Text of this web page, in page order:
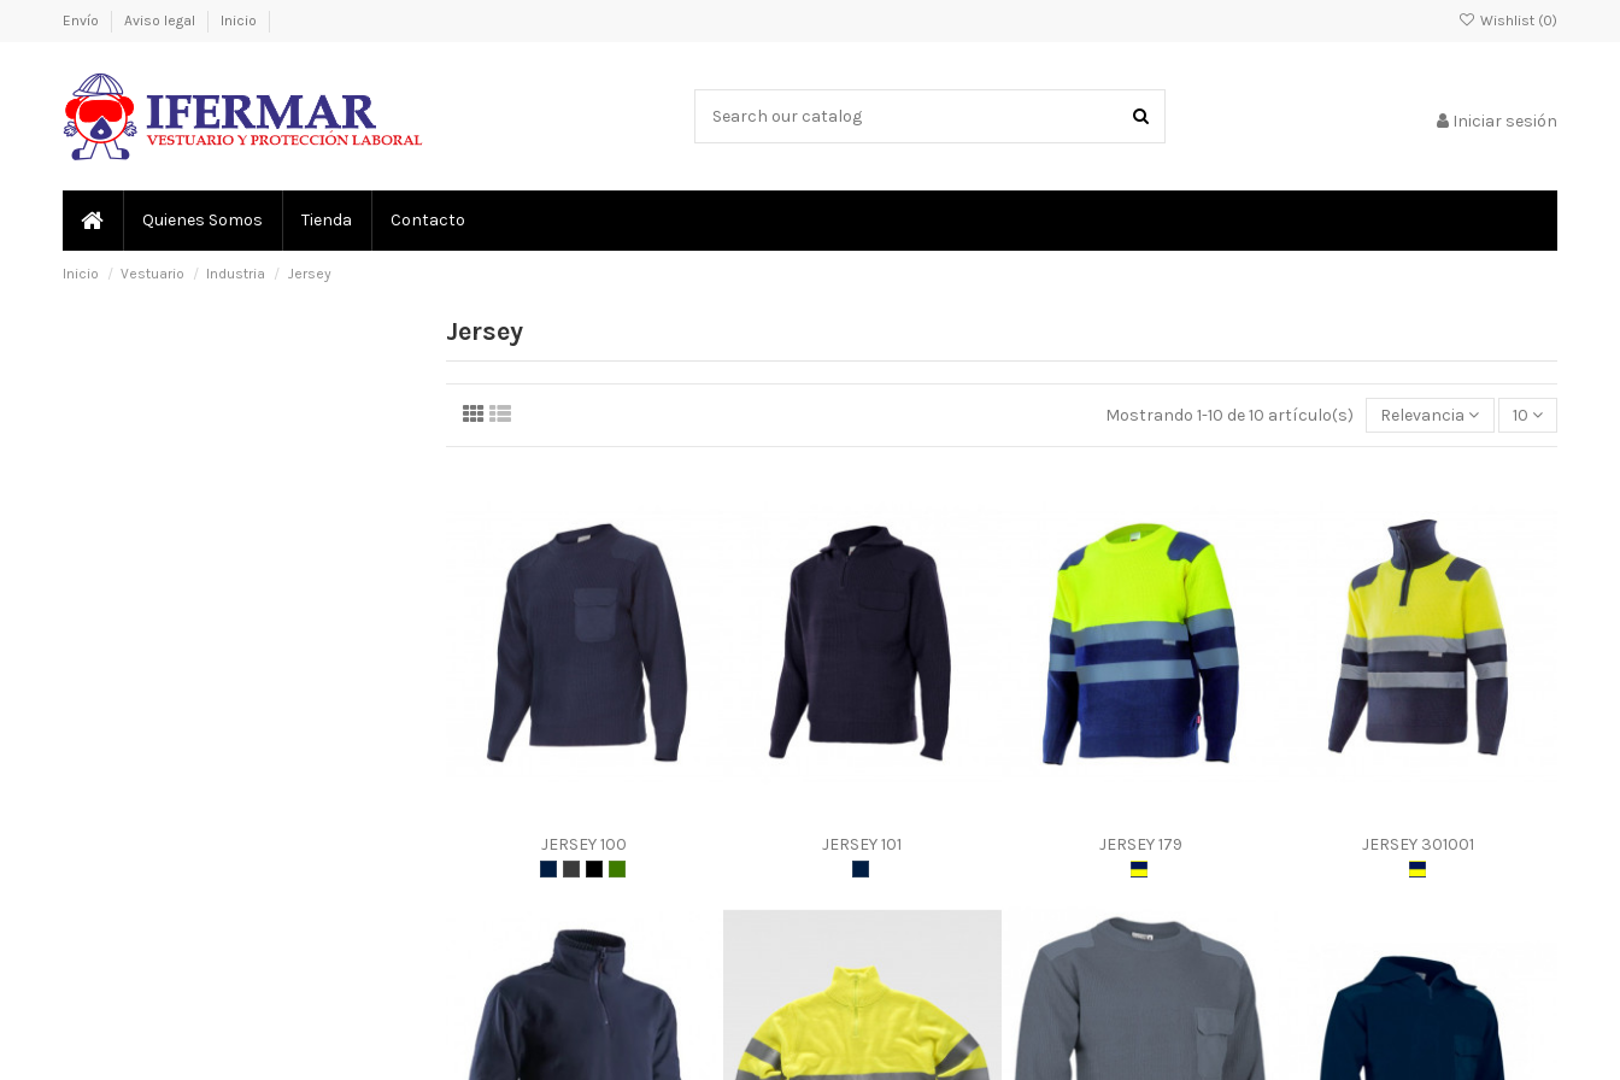
Envío Aviso legal Inicio Wishlist (0)
Iniciar sesión
Quienes Somos Tienda Contacto
Inicio Vestuario Industria Jersey
Jersey
Mostrando 1-10 de 10 artículo(s) Relevancia 10
JERSEY 100 JERSEY 101 JERSEY 179 JERSEY 301001